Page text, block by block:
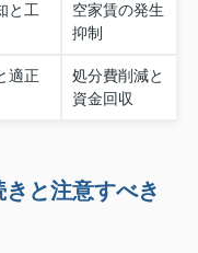
と工
空家賃の発生
抑制
適正
処分費削減と
資金回収
と注意すべき